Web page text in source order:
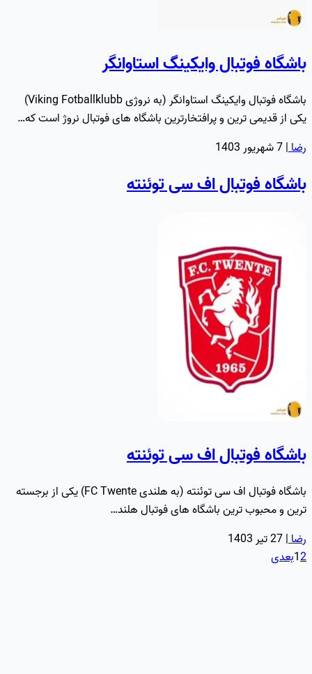
باشگاه فوتبال وایکینگ استاوانگر
باشگاه فوتبال وایکینگ استاوانگر (به نروژی Viking Fotballklubb)
یکی از قدیمی ترین و پرافتخارترین باشگاه های فوتبال نروژ است که…
رضا|7 شهریور 1403
باشگاه فوتبال اف‌ سی توئنته
باشگاه فوتبال اف‌ سی توئنته
باشگاه فوتبال اف سی توئنته (به هلندی FC Twente) یکی از برجسته
ترین و محبوب ترین باشگاه های فوتبال هلند…
رضا|27 تیر 1403
12 بعدی